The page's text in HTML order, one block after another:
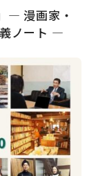
― 漫画家・
ノート ―